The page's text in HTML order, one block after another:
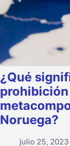
¿Qué
Noruega?
julio 25, 2023